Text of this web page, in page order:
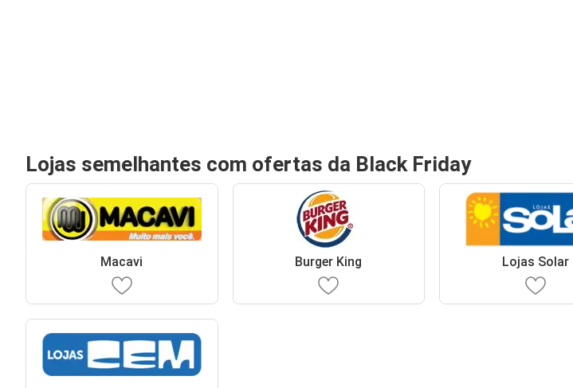
Lojas semelhantes com ofertas da Black Friday
Macavi Burger King Lojas Solar